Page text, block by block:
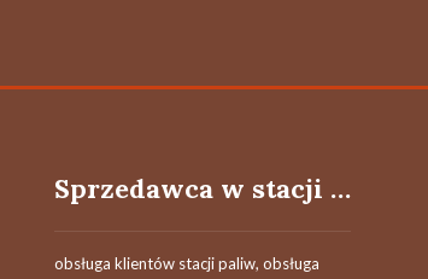
Sprzedawca w stacji paliw w zawadzkiem (k/m)
obsługa klientów stacji paliw, obsługa